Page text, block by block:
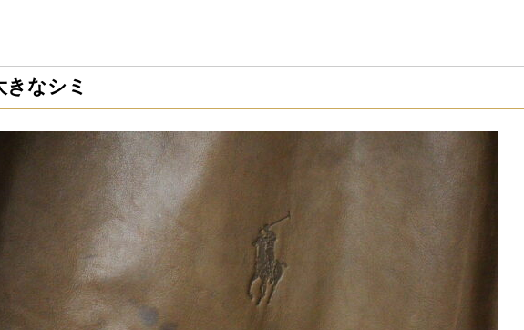
なシミ